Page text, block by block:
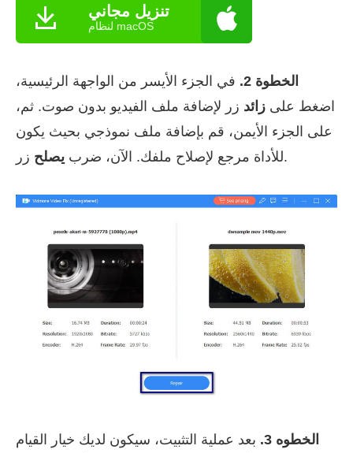
تنزيل مجاني
لنظام macOS
الخطوة 2.
في الجزء الأيسر من الواجهة الرئيسية،
اضغط على زائد زر لإضافة ملف الفيديو بدون صوت. ثم،
على الجزء الأيمن، قم بإضافة ملف نموذجي بحيث يكون
للأداة مرجع لإصلاح ملفك. الآن، ضرب يصلح زر.
الخطوه 3.
بعد عملية التثبيت، سيكون لديك خيار القيام